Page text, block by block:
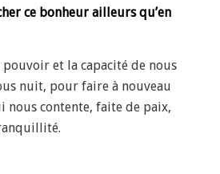
ce bonheur ailleurs qu’en
pouvoir et la capacité de nous
nuit, pour faire à nouveau
nous contente, faite de paix,